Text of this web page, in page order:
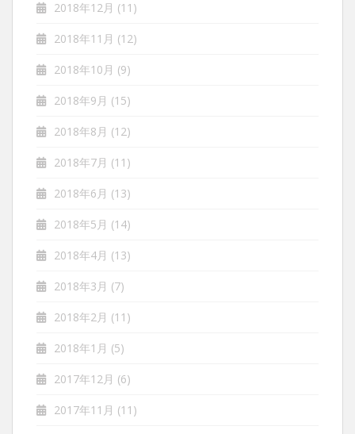
2018年12月 (11)
2018年11月 (12)
2018年10月 (9)
2018年9月 (15)
2018年8月 (12)
2018年7月 (11)
2018年6月 (13)
2018年5月 (14)
2018年4月 (13)
2018年3月 (7)
2018年2月 (11)
2018年1月 (5)
2017年12月 (6)
2017年11月 (11)